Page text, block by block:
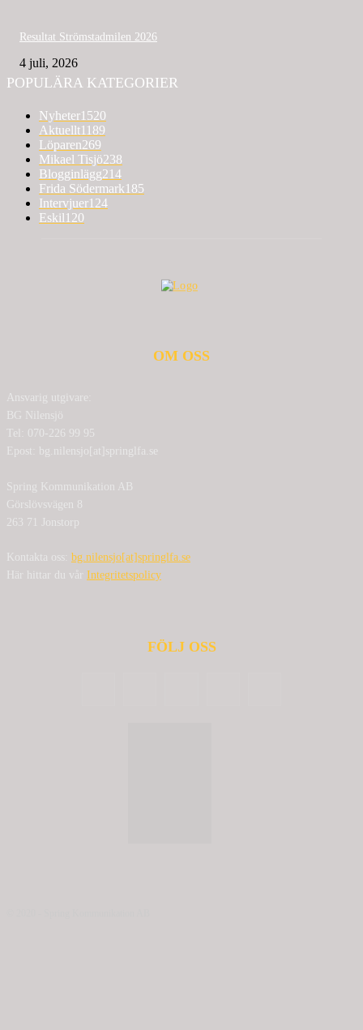
Resultat Strömstadmilen 2026
4 juli, 2026
POPULÄRA KATEGORIER
Nyheter1520
Aktuellt1189
Löparen269
Mikael Tisjö238
Blogginlägg214
Frida Södermark185
Intervjuer124
Eskil120
OM OSS
Ansvarig utgivare:
BG Nilensjö
Tel: 070-226 99 95
Epost: bg.nilensjo[at]springlfa.se
Spring Kommunikation AB
Görslövsvägen 8
263 71 Jonstorp
Kontakta oss: bg.nilensjo[at]springlfa.se
Här hittar du vår Integritetspolicy
FÖLJ OSS